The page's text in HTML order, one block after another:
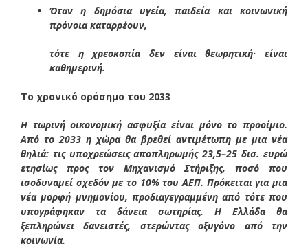
Όταν η δημόσια υγεία, παιδεία και κοινωνική
πρόνοια καταρρέουν,
τότε η χρεοκοπία δεν είναι θεωρητική· είναι
καθημερινή.
Το χρονικό ορόσημο του 2033
Η τωρινή οικονομική ασφυξία είναι μόνο το προοίμιο.
Από το 2033 η χώρα θα βρεθεί αντιμέτωπη με μια νέα
θηλιά: τις υποχρεώσεις αποπληρωμής 23,5–25 δισ. ευρώ
ετησίως προς τον Μηχανισμό Στήριξης, ποσό που
ισοδυναμεί σχεδόν με το 10% του ΑΕΠ. Πρόκειται για μια
νέα μορφή μνημονίου, προδιαγεγραμμένη από τότε που
υπογράφηκαν τα δάνεια σωτηρίας. Η Ελλάδα θα
ξεπληρώνει δανειστές, στερώντας οξυγόνο από την
κοινωνία.